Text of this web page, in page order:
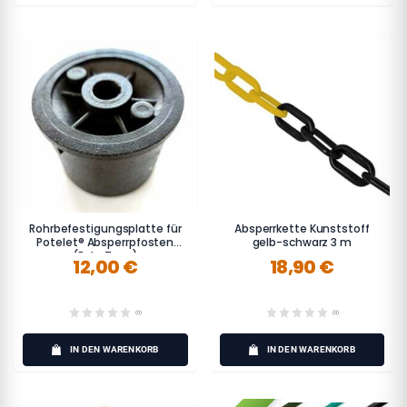
Rohrbefestigungsplatte für
Potelet® Absperrpfosten
(Rohr 7 cm)
12,00 €
(0)
IN DEN WARENKORB
Absperrkette Kunststoff
gelb-schwarz 3 m
18,90 €
(0)
IN DEN WARENKORB